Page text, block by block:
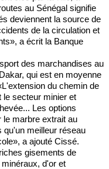
au Sénégal signifie
deviennent la source de
de la circulation et
a écrit la Banque
des marchandises au
qui est en moyenne
du chemin de
le secteur minier et
Les options
le marbre extrait au
qu'un meilleur réseau
a ajouté Cissé.
gisements de
d'or et